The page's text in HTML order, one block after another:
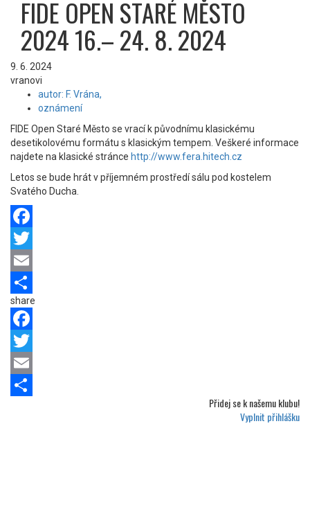
FIDE OPEN STARÉ MĚSTO
2024 16.– 24. 8. 2024
9. 6. 2024
vranovi
autor: F. Vrána,
oznámení
FIDE Open Staré Město se vrací k původnímu klasickému
desetikolovému formátu s klasickým tempem. Veškeré informace
najdete na klasické stránce http://www.fera.hitech.cz
Letos se bude hrát v příjemném prostředí sálu pod kostelem
Svatého Ducha.
Facebook
Twitter
Email
Share
share
Facebook
Twitter
Email
Přidej se knašemu klubu!
Vyplnit přihlášku